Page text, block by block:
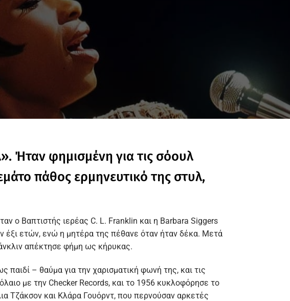
Ήταν φημισμένη για τις σόουλ
πάθος ερμηνευτικό της στυλ,
ο Βαπτιστής ιερέας C. L. Franklin και η Barbara Siggers
έξι ετών, ενώ η μητέρα της πέθανε όταν ήταν δέκα. Μετά
απέκτησε φήμη ως κήρυκας.
– θαύμα για την χαρισματική φωνή της, και τις
με την Checker Records, και το 1956 κυκλοφόρησε το
Τζάκσον και Κλάρα Γουόρντ, που περνούσαν αρκετές